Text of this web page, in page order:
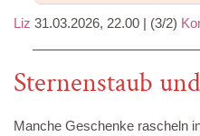
Liz 31.03.2026, 22.00 | (3/2)
Sternenstaub
Manche Geschenke rascheln